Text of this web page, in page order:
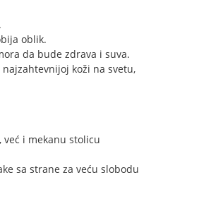
oblik.
da bude zdrava i suva.
koži na svetu,
i mekanu stolicu
sa strane za veću slobodu